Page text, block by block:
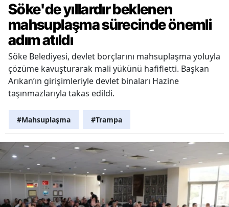
Söke'de yıllardır beklenen
mahsuplaşma sürecinde önemli
adım atıldı
Söke Belediyesi, devlet borçlarını mahsuplaşma yoluyla
çözüme kavuşturarak mali yükünü hafifletti. Başkan
Arıkan’ın girişimleriyle devlet binaları Hazine
taşınmazlarıyla takas edildi.
#Mahsuplaşma #Trampa